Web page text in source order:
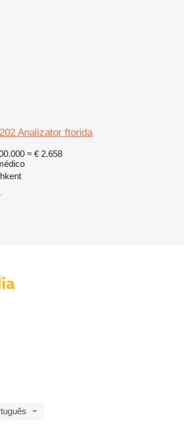
Analizator ftorida
≈ € 2.658